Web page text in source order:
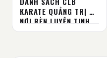
KARATE QUẢNG TRỊ –
NƠI RÈN LUYỆN TINH
THẦN VÕ ĐẠO